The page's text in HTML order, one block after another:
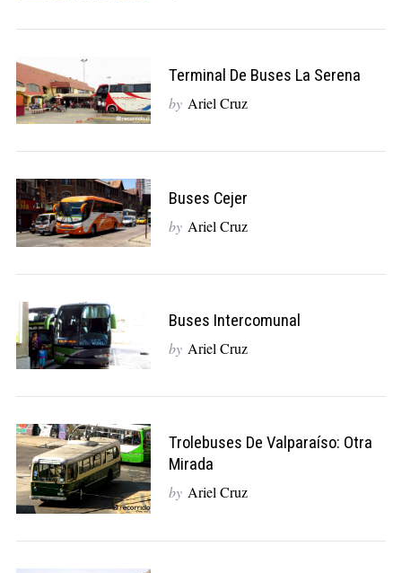
Terminal De Buses La Serena
by Ariel Cruz
Buses Cejer
by Ariel Cruz
Buses Intercomunal
by Ariel Cruz
Trolebuses De Valparaíso: Otra
Mirada
by Ariel Cruz
S
a
c
h
f
r